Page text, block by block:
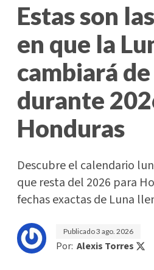
Estas son
en que la
cambiará
durante
Honduras
Descubre el calendario
que resta del 2026 para
fechas exactas de Luna
Publicado3 ago. 2026
Por: Alexis Torres